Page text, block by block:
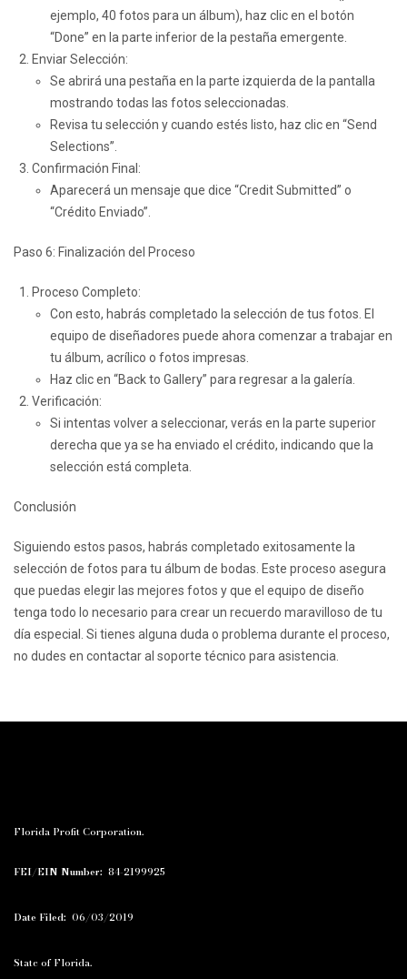
ejemplo, 40 fotos para un álbum), haz clic en el botón
“Done” en la parte inferior de la pestaña emergente.
Enviar Selección:
Se abrirá una pestaña en la parte izquierda de la pantalla
mostrando todas las fotos seleccionadas.
Revisa tu selección y cuando estés listo, haz clic en “Send
Selections”.
Confirmación Final:
Aparecerá un mensaje que dice “Credit Submitted” o
“Crédito Enviado”.
Paso 6: Finalización del Proceso
Proceso Completo:
Con esto, habrás completado la selección de tus fotos. El
equipo de diseñadores puede ahora comenzar a trabajar en
tu álbum, acrílico o fotos impresas.
Haz clic en “Back to Gallery” para regresar a la galería.
Verificación:
Si intentas volver a seleccionar, verás en la parte superior
derecha que ya se ha enviado el crédito, indicando que la
selección está completa.
Conclusión
Siguiendo estos pasos, habrás completado exitosamente la
selección de fotos para tu álbum de bodas. Este proceso asegura
que puedas elegir las mejores fotos y que el equipo de diseño
tenga todo lo necesario para crear un recuerdo maravilloso de tu
día especial. Si tienes alguna duda o problema durante el proceso,
no dudes en contactar al soporte técnico para asistencia.
Florida Profit Corporation.
FEI/EIN Number: 84-2199925
Date Filed: 06/03/2019
State of Florida.